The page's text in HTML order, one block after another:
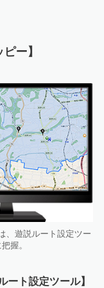
ー】
、遊説ルート設定ツー
握。
ート設定ツール】